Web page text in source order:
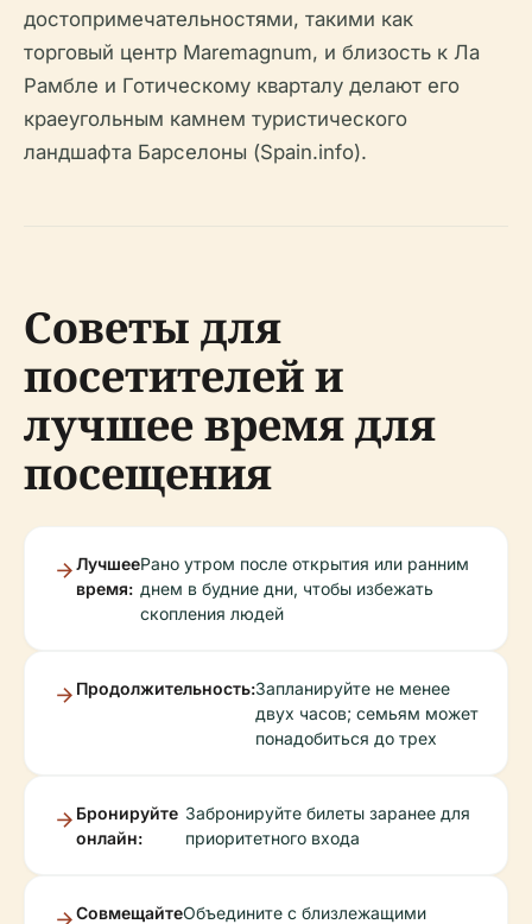
достопримечательностями, такими как
торговый центр Maremagnum, и близость к Ла
Рамбле и Готическому кварталу делают его
краеугольным камнем туристического
ландшафта Барселоны (Spain.info).
Советы для
посетителей и
лучшее время для
посещения
Лучшее
время:
Рано утром после открытия или ранним
днем в будние дни, чтобы избежать
скопления людей
Продолжительность:Запланируйте не менее
двух часов; семьям может
понадобиться до трех
Бронируйте
онлайн:
Забронируйте билеты заранее для
приоритетного входа
СовмещайтеОбъедините с близлежащими